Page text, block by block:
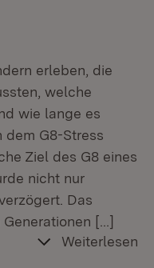
erleben, die
welche
wie lange es
dem G8-Stress
Ziel des G8 eines
nicht nur
Das
[…]
Weiterlesen